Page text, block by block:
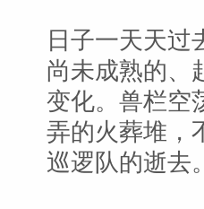
日子一天天过
尚未成熟的、
变化。兽栏空
弄的火葬堆，
巡逻队的逝去